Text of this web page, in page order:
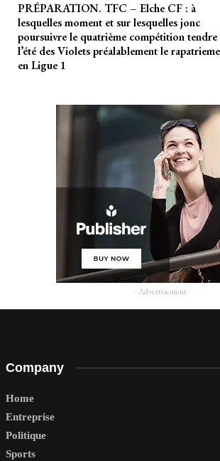
PRÉPARATION. TFC – Elche CF : à
lesquelles moment et sur lesquelles jonc
poursuivre le quatrième compétition tendre
l’été des Violets préalablement le
en Ligue 1
- Advertisement -
Company
Home
Entreprise
Politique
Sports